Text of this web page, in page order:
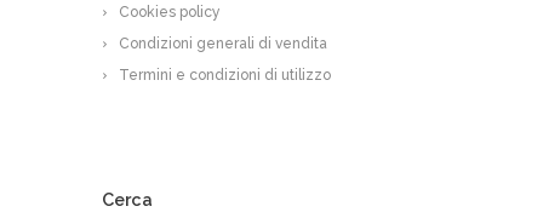
Cookies policy
Condizioni generali di vendita
Termini e condizioni di utilizzo
Cerca